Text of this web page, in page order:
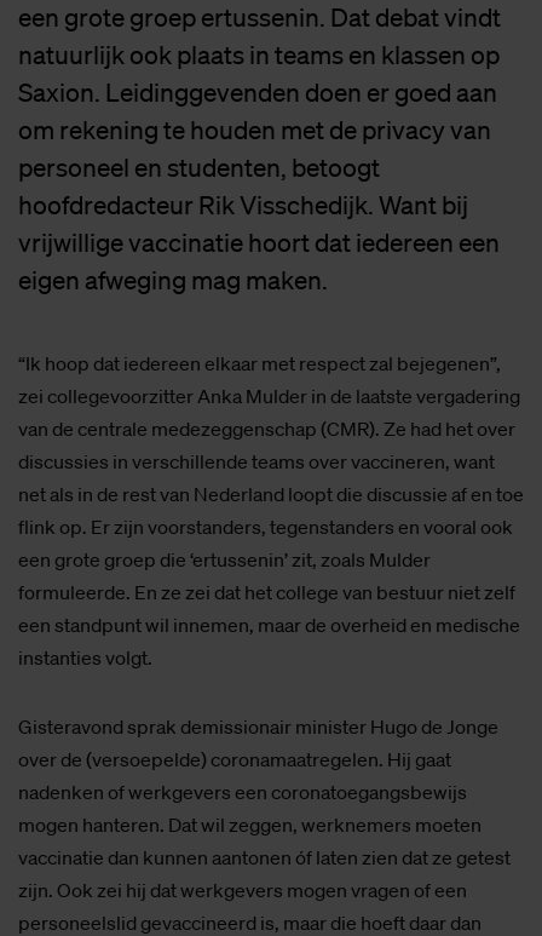
een grote groep ertussenin. Dat debat vindt
natuurlijk ook plaats in teams en klassen op
Saxion. Leidinggevenden doen er goed aan
om rekening te houden met de privacy van
personeel en studenten, betoogt
hoofdredacteur Rik Visschedijk. Want bij
vrijwillige vaccinatie hoort dat iedereen een
eigen afweging mag maken.
“Ik hoop dat iedereen elkaar met respect zal bejegenen”,
zei collegevoorzitter Anka Mulder in de laatste vergadering
van de centrale medezeggenschap (CMR). Ze had het over
discussies in verschillende teams over vaccineren, want
net als in de rest van Nederland loopt die discussie af en toe
flink op. Er zijn voorstanders, tegenstanders en vooral ook
een grote groep die ‘ertussenin’ zit, zoals Mulder
formuleerde. En ze zei dat het college van bestuur niet zelf
een standpunt wil innemen, maar de overheid en medische
instanties volgt.
Gisteravond sprak demissionair minister Hugo de Jonge
over de (versoepelde) coronamaatregelen. Hij gaat
nadenken of werkgevers een coronatoegangsbewijs
mogen hanteren. Dat wil zeggen, werknemers moeten
vaccinatie dan kunnen aantonen óf laten zien dat ze getest
zijn. Ook zei hij dat werkgevers mogen vragen of een
personeelslid gevaccineerd is, maar die hoeft daar dan